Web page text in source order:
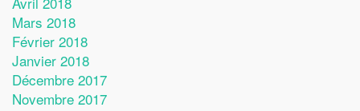
Mars 2018
Février 2018
Janvier 2018
Décembre 2017
Novembre 2017